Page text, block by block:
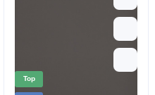
Top